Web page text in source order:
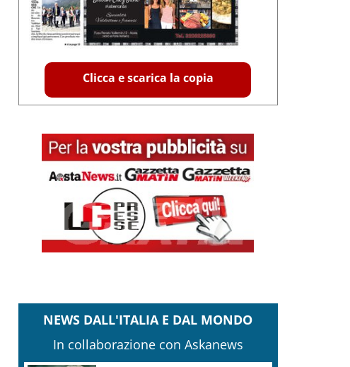
Clicca e scarica la copia
NEWS DALL'ITALIA E DAL MONDO
In collaborazione con Askanews